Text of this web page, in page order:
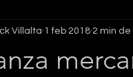
Villalta 1 feb 2018 2 min